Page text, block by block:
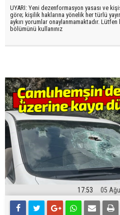
UYARI: Yeni dezenformasyon yasası ve
göre; kişilik haklarına yönelik her türlü
aykırı yorumlar onaylanmamaktadır.
bölümünü kullanınız
17:53 05